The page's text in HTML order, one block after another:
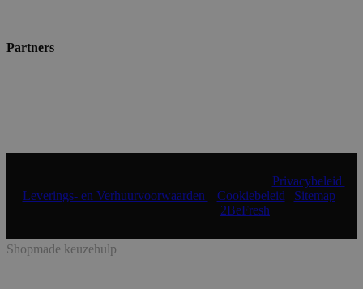
Partners
Privacybeleid
Leverings- en Verhuurvoorwaarden
Cookiebeleid Sitemap|
2BeFresh
Shopmade keuzehulp